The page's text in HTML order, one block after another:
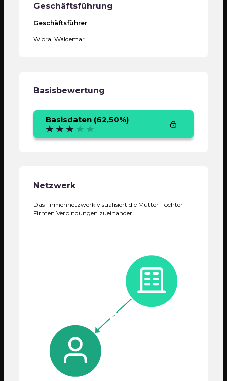
Geschäftsführung
Geschäftsführer
Wiora, Waldemar
Basisbewertung
Basisdaten (62,50%)
und in die SCOREDEX Berechnung einbezogen.
Unternehmen
52,17%
SCOREDEX analysiert die finanzielle Situation des
Unternehmens "Estador GmbH" anhand weicher,
mittlerer und harter Kriterien. Hierzu werden
Merkmale wie die Kreditwürdigkeit, Anzahl und
Wert von Immobilien in Unternehmenshand sowie
die Kreditbelastung des überprüften Unternehmens
erfasst. Zusätzlich wird der Unternehmer zu einer
Selbsteinschätzung der vergangenen,
gegenwärtigen und zukünftigen finanziellen
Netzwerk
Das Firmennetzwerk visualisiert die Mutter-Tochter-
Firmen Verbindungen zueinander.
-